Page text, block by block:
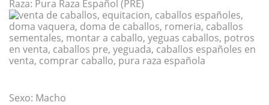
Raza: Pura Raza Español (PRE)
Sexo: Macho